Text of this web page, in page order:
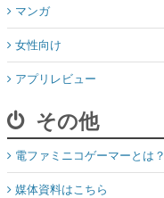
マンガ
女性向け
アプリレビュー
その他
電ファミニコゲーマーとは？
媒体資料はこちら